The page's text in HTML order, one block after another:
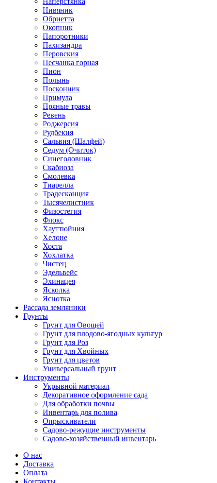
Нивяник
Обриетта
Окопник
Папоротники
Пахизандра
Перовския
Песчанка горная
Пион
Полынь
Посконник
Примула
Пряные травы
Ревень
Роджерсия
Рудбекия
Сальвия (Шалфей)
Седум (Очиток)
Синеголовник
Скабиоза
Смолевка
Тиарелла
Традесканция
Тысячелистник
Физостегия
Флокс
Хауттюйния
Хелоне
Хоста
Хохлатка
Чистец
Эдельвейс
Эхинацея
Ясколка
Яснотка
Рассада земляники
Грунты
Грунт для Овощей
Грунт для плодово-ягодных культур
Грунт для Роз
Грунт для Хвойных
Грунт для цветов
Универсальный грунт
Инструменты
Укрывной материал
Декоративное оформление сада
Для обработки почвы
Инвентарь для полива
Опрыскиватели
Садово-режущие инструменты
Садово-хозяйственный инвентарь
О нас
Доставка
Оплата
Контакты